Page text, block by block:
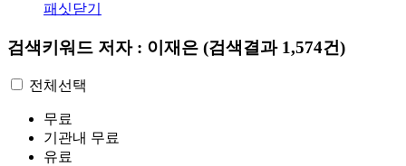
패싯닫기
검색키워드 저자 : 이재은 (검색결과 1,574건)
전체선택
무료
기관내 무료
유료